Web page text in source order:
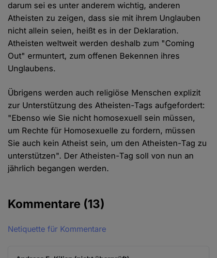
darum sei es unter anderem wichtig, anderen
Atheisten zu zeigen, dass sie mit ihrem Unglauben
nicht allein seien, heißt es in der Deklaration.
Atheisten weltweit werden deshalb zum "Coming
Out" ermuntert, zum offenen Bekennen ihres
Unglaubens.
Übrigens werden auch religiöse Menschen explizit
zur Unterstützung des Atheisten-Tags aufgefordert:
"Ebenso wie Sie nicht homosexuell sein müssen,
um Rechte für Homosexuelle zu fordern, müssen
Sie auch kein Atheist sein, um den Atheisten-Tag zu
unterstützen". Der Atheisten-Tag soll von nun an
jährlich begangen werden.
Kommentare (13)
Netiquette für Kommentare